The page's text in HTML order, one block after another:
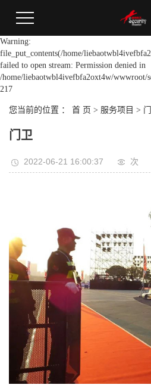
Warning:
file_put_contents(/home/
failed to open stream: Permission denied in
/home/liebaotwbl4ivefbfa2oxt4w/wwwroot/
217
您当前的位置 ： 首 页 > 服务项目 >
门卫
2022-06-21 16:00:37 次